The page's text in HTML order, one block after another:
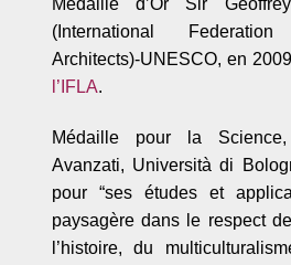
(International
Architects)-UNESCO, en
l’IFLA.
Médaille pour la
Avanzati, Università di
pour “ses études et
paysagère dans le respect
’histoire, du